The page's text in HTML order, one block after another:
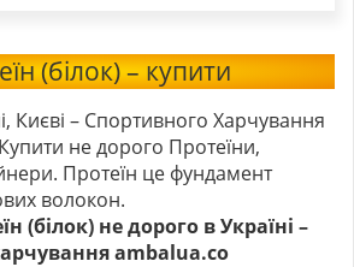
(білок) – купити
Києві – Спортивного Харчування
не дорого Протеїни,
Протеїн це фундамент
волокон.
(білок) не дорого в Україні –
ambalua.co